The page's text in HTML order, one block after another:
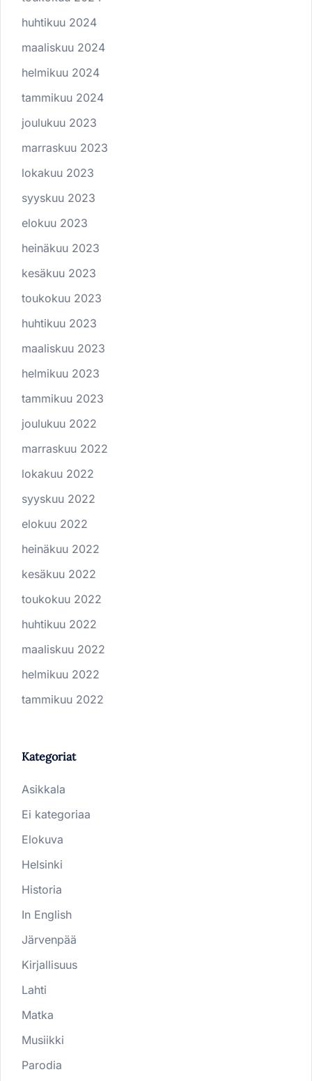
huhtikuu 2024
maaliskuu 2024
helmikuu 2024
tammikuu 2024
joulukuu 2023
marraskuu 2023
lokakuu 2023
syyskuu 2023
elokuu 2023
heinäkuu 2023
kesäkuu 2023
toukokuu 2023
huhtikuu 2023
maaliskuu 2023
helmikuu 2023
tammikuu 2023
joulukuu 2022
marraskuu 2022
lokakuu 2022
syyskuu 2022
elokuu 2022
heinäkuu 2022
kesäkuu 2022
toukokuu 2022
huhtikuu 2022
maaliskuu 2022
helmikuu 2022
tammikuu 2022
Kategoriat
Asikkala
Ei kategoriaa
Elokuva
Helsinki
Historia
In English
Järvenpää
Kirjallisuus
Lahti
Matka
Musiikki
Parodia